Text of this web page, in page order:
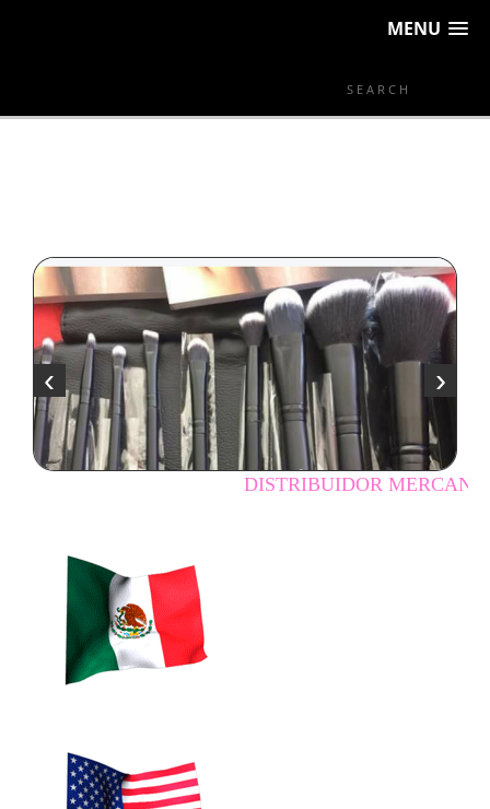
MENU
›
‹
DISTRIBUIDOR MERCANTIL